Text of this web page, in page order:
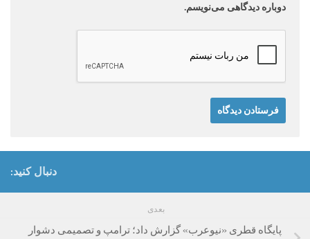
دوباره دیدگاهی می‌نویسم.
دنبال کنید:
بعدی
پایگاه قطری «نیوعرب» گزارش داد؛ ترامپ و تصمیمی دشوار